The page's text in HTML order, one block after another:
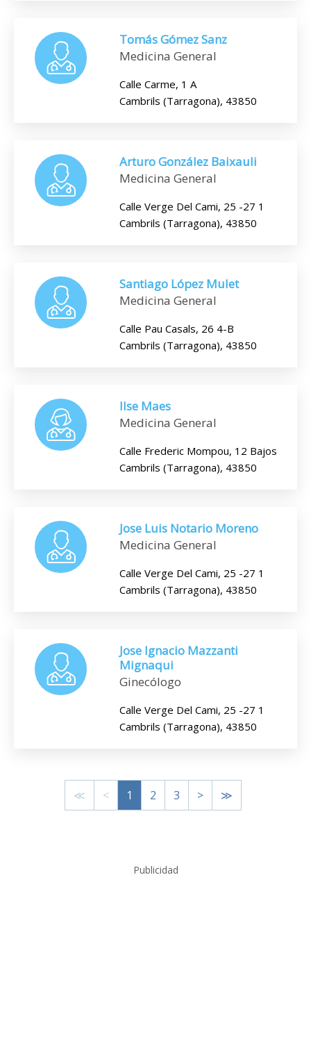
Tomás Gómez Sanz
Medicina General
Calle Carme, 1 A
Cambrils (Tarragona), 43850
Arturo González Baixauli
Medicina General
Calle Verge Del Cami, 25 -27 1
Cambrils (Tarragona), 43850
Santiago López Mulet
Medicina General
Calle Pau Casals, 26 4-B
Cambrils (Tarragona), 43850
Ilse Maes
Medicina General
Calle Frederic Mompou, 12 Bajos
Cambrils (Tarragona), 43850
Jose Luis Notario Moreno
Medicina General
Calle Verge Del Cami, 25 -27 1
Cambrils (Tarragona), 43850
Jose Ignacio Mazzanti
Mignaqui
Ginecólogo
Calle Verge Del Cami, 25 -27 1
Cambrils (Tarragona), 43850
≪ < 1 2 3 > ≫
Publicidad